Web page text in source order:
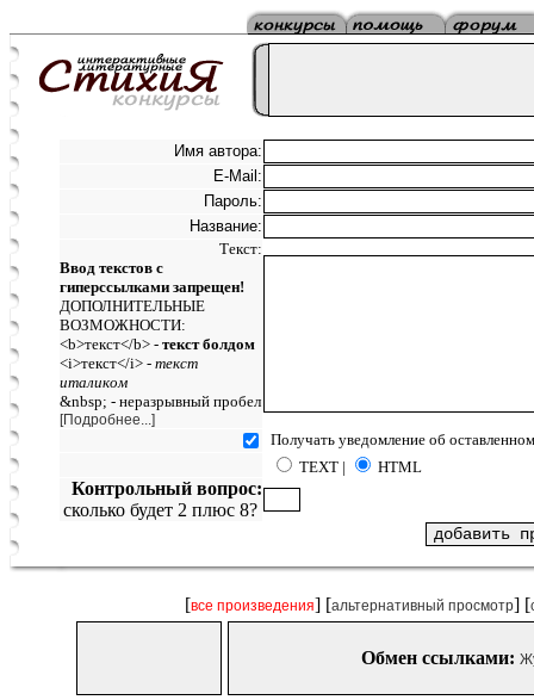
Имя автора:
E-Mail:
Пароль:
Название:
Текст:
Ввод текстов с
гиперссылками запрещен!
ДОПОЛНИТЕЛЬНЫЕ
ВОЗМОЖНОСТИ:
<b>текст</b> - текст болдом
<i>текст</i> - текст
италиком
&nbsp; - неразрывный пробел
[Подробнее...]
Получать уведомление об
TEXT |
HTML
Контрольный вопрос:
сколько будет 2 плюс 8?
[все произведения] [альтернативный просмотр] [
Обмен ссылками: